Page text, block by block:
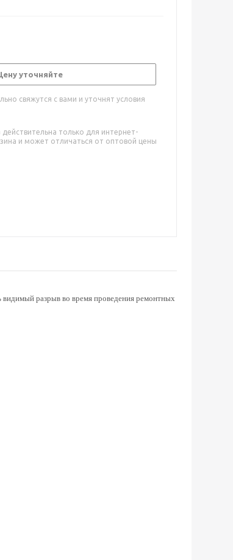
уточняйте
свяжутся с вами и уточнят условия
действительна только для интернет-
и может отличаться от оптовой цены
видимый разрыв во время проведения ремонтных